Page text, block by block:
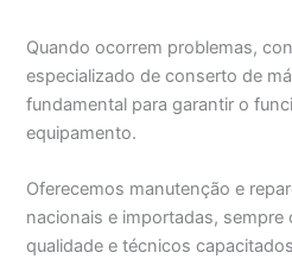
Quando ocorrem problemas,
especializado de conserto de
fundamental para garantir o
equipamento.
Oferecemos manutenção e
nacionais e importadas, sempre
qualidade e técnicos